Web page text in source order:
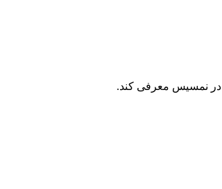
در نمسیس معرفی کند.